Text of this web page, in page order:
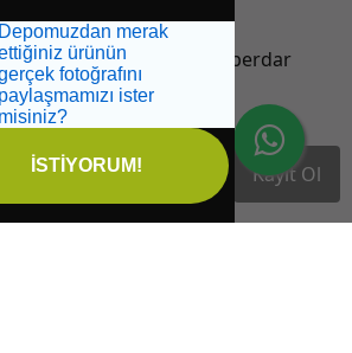
yeniliklerden haberdar
Kayıt Ol
Depomuzdan merak
ürünün
fotoğrafını
paylaşmamızı ister
misiniz?
İSTİYORUM!